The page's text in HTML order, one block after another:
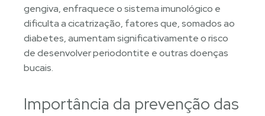
gengiva, enfraquece o sistema imunológico e
dificulta a cicatrização, fatores que, somados ao
diabetes, aumentam significativamente o risco
de desenvolver periodontite e outras doenças
bucais.
Importância da prevenção das